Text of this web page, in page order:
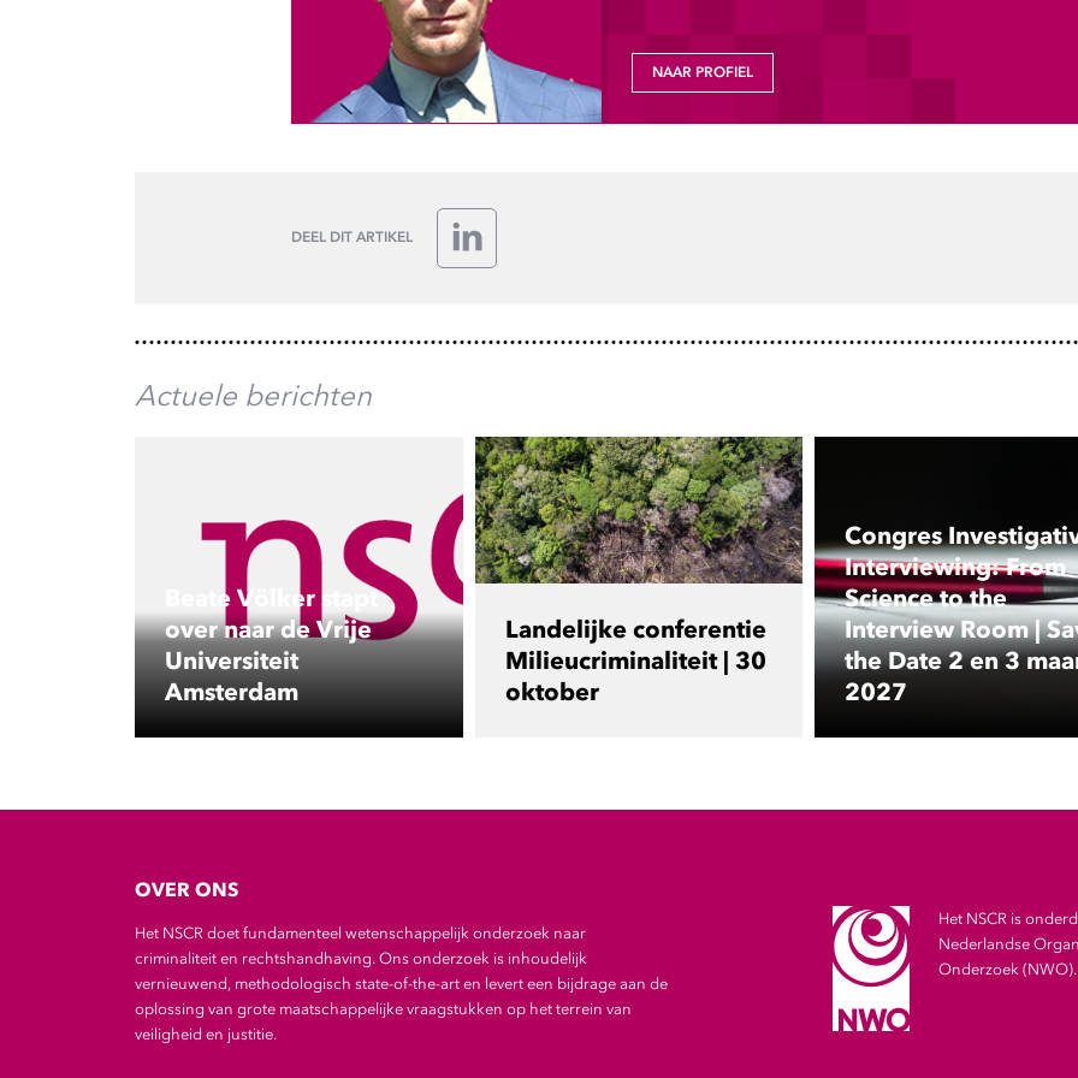
NAAR PROFIEL
DEEL DIT ARTIKEL
LinkedIn
Actuele berichten
Beate Völker stapt
over naar de Vrije
Universiteit
Amsterdam
Landelijke conferentie
Milieucriminaliteit | 30
oktober
Congres
Interviewing: From
Science to the
Interview Room |
the Date 2 en 3
2027
OVER ONS
Het NSCR doet fundamenteel wetenschappelijk onderzoek naar
criminaliteit en rechtshandhaving. Ons onderzoek is inhoudelijk
vernieuwend, methodologisch state-of-the-art en levert een bijdrage aan de
oplossing van grote maatschappelijke vraagstukken op het terrein van
veiligheid en justitie.
Het NSCR is
Nederlandse
Onderzoek (NWO).